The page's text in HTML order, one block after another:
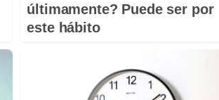
últimamente? Puede ser por
este hábito